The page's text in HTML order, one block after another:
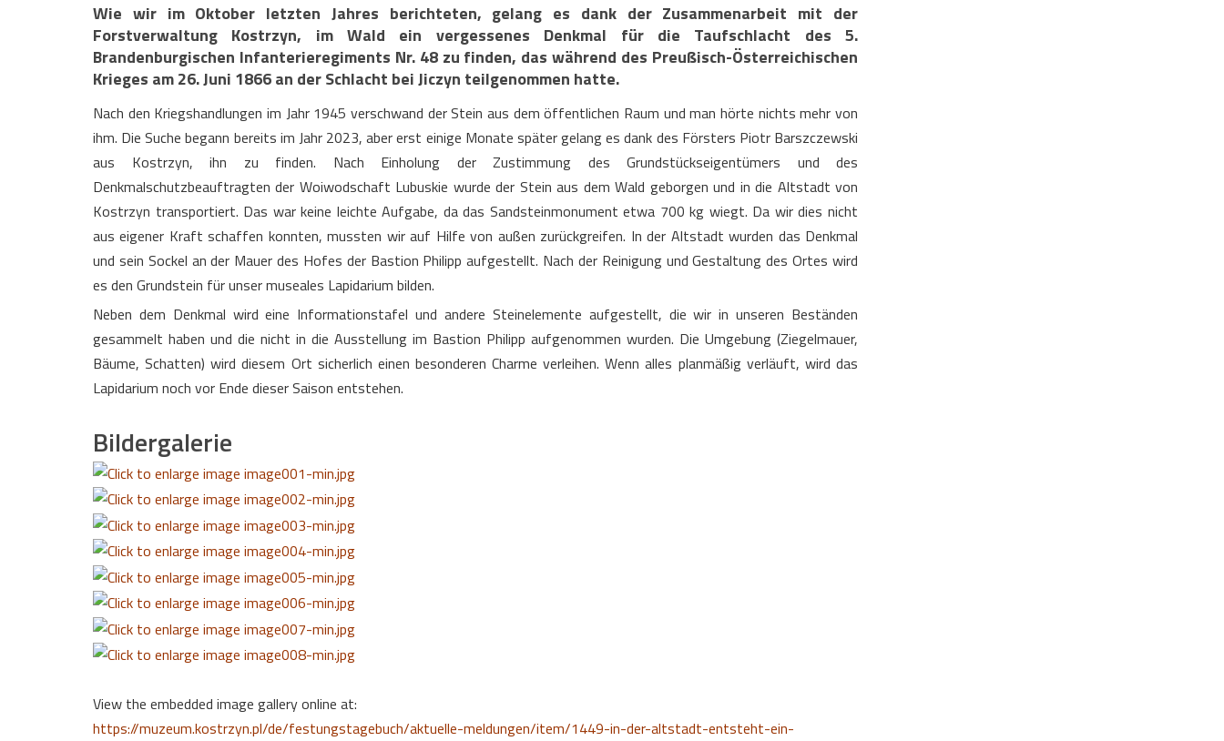
Wie wir im Oktober letzten Jahres berichteten, gelang es dank der Zusammenarbeit mit der
Forstverwaltung Kostrzyn, im Wald ein vergessenes Denkmal für die Taufschlacht des 5.
Brandenburgischen Infanterieregiments Nr. 48 zu finden, das während des Preußisch-Österreichischen
Krieges am 26. Juni 1866 an der Schlacht bei Jiczyn teilgenommen hatte.
Nach den Kriegshandlungen im Jahr 1945 verschwand der Stein aus dem öffentlichen Raum und man hörte nichts mehr von
ihm. Die Suche begann bereits im Jahr 2023, aber erst einige Monate später gelang es dank des Försters Piotr Barszczewski
aus Kostrzyn, ihn zu finden. Nach Einholung der Zustimmung des Grundstückseigentümers und des
Denkmalschutzbeauftragten der Woiwodschaft Lubuskie wurde der Stein aus dem Wald geborgen und in die Altstadt von
Kostrzyn transportiert. Das war keine leichte Aufgabe, da das Sandsteinmonument etwa 700 kg wiegt. Da wir dies nicht
aus eigener Kraft schaffen konnten, mussten wir auf Hilfe von außen zurückgreifen. In der Altstadt wurden das Denkmal
und sein Sockel an der Mauer des Hofes der Bastion Philipp aufgestellt. Nach der Reinigung und Gestaltung des Ortes wird
es den Grundstein für unser museales Lapidarium bilden.
Neben dem Denkmal wird eine Informationstafel und andere Steinelemente aufgestellt, die wir in unseren Beständen
gesammelt haben und die nicht in die Ausstellung im Bastion Philipp aufgenommen wurden. Die Umgebung (Ziegelmauer,
Bäume, Schatten) wird diesem Ort sicherlich einen besonderen Charme verleihen. Wenn alles planmäßig verläuft, wird das
Lapidarium noch vor Ende dieser Saison entstehen.
Bildergalerie
View the embedded image gallery online at:
https://muzeum.kostrzyn.pl/de/festungstagebuch/aktuelle-meldungen/item/1449-in-der-altstadt-entsteht-ein-